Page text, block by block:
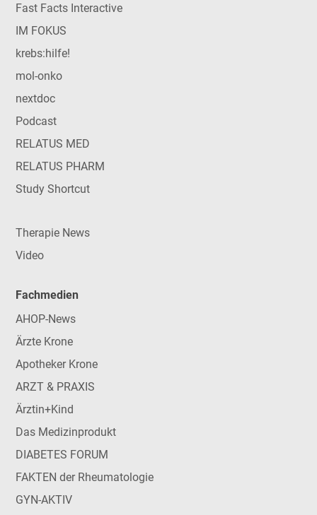
Fast Facts Interactive
IM FOKUS
krebs:hilfe!
mol-onko
nextdoc
Podcast
RELATUS MED
RELATUS PHARM
Study Shortcut
Therapie News
Video
Fachmedien
AHOP-News
Ärzte Krone
Apotheker Krone
ARZT & PRAXIS
Ärztin+Kind
Das Medizinprodukt
DIABETES FORUM
FAKTEN der Rheumatologie
GYN-AKTIV